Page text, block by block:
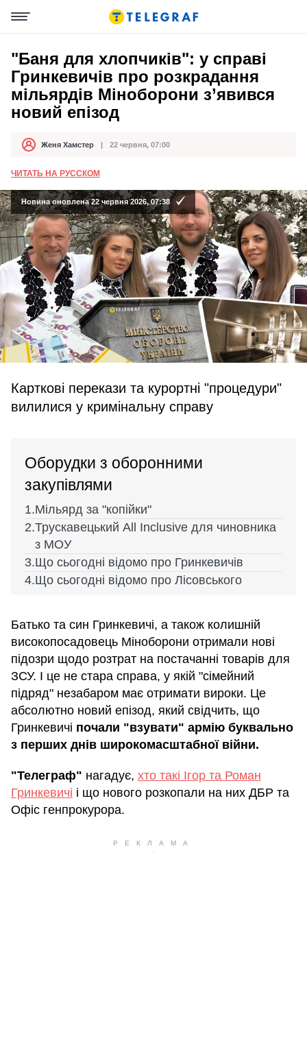
"Баня для хлопчиків": у справі
Гринкевичів про розкрадання
мільярдів Міноборони з’явився
новий епізод
АвторЖеня Хамстер
Дата публікації 22 червня, 07:00
ЧИТАТЬ НА РУССКОМ
Новина оновлена 22 червня 2026, 07:38
Карткові перекази та курортні "процедури"
вилилися у кримінальну справу
Оборудки з оборонними
закупівлями
Мільярд за "копійки"
Трускавецький All Inclusive для чиновника
з МОУ
Що сьогодні відомо про Гринкевичів
Що сьогодні відомо про Лісовського
Батько та син Гринкевичі, а також колишній
високопосадовець Міноборони отримали нові
підозри щодо розтрат на постачанні товарів для
ЗСУ. І це не стара справа, у якій "сімейний
підряд" незабаром має отримати вироки. Це
абсолютно новий епізод, який свідчить, що
Гринкевичі почали "взувати" армію буквально
з перших днів широкомасштабної війни.
"Телеграф" нагадує, хто такі Ігор та Роман
Гринкевичі і що нового розкопали на них ДБР та
Офіс генпрокурора.